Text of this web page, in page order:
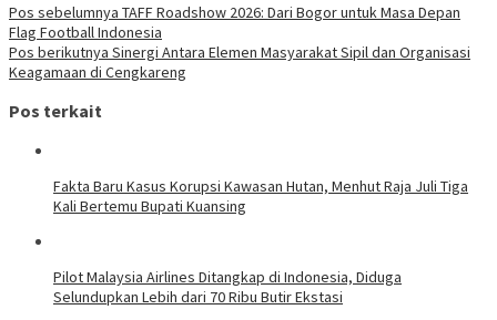
Pos sebelumnya TAFF Roadshow 2026: Dari Bogor untuk Masa Depan
Flag Football Indonesia
Pos berikutnya Sinergi Antara Elemen Masyarakat Sipil dan Organisasi
Keagamaan di Cengkareng
Pos terkait
Fakta Baru Kasus Korupsi Kawasan Hutan, Menhut Raja Juli Tiga
Kali Bertemu Bupati Kuansing
Pilot Malaysia Airlines Ditangkap di Indonesia, Diduga
Selundupkan Lebih dari 70 Ribu Butir Ekstasi